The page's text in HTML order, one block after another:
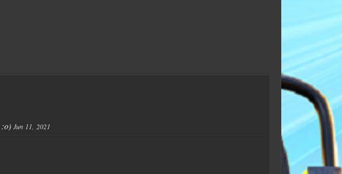
:o) Jun 11, 2021